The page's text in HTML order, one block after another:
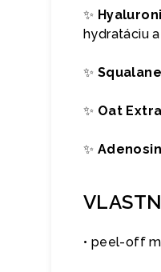
✨
hydratáciu
✨
✨ Oat
✨
• peel-off